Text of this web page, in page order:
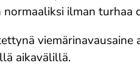
normaaliksi ilman turhaa
aikavälillä.